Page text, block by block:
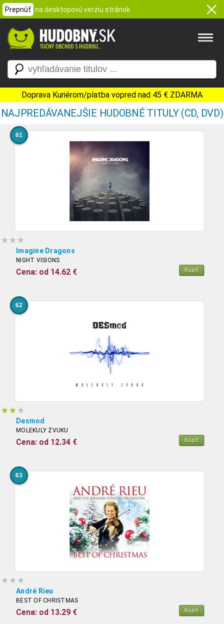
Prepnúť na desktopovú verziu stránok
Doprava Kuriérom/platba vopred nad 45 € ZDARMA
NAJPREDÁVANEJŠIE HUDOBNÉ TITULY (CD, DVD)
61
Imagine Dragons
NIGHT VISIONS
Cena: od 14.62 € Kúpiť
62
Desmod
MOLEKULY ZVUKU
Cena: od 12.34 € Kúpiť
63
André Rieu
BEST OF CHRISTMAS
Cena: od 13.29 € Kúpiť